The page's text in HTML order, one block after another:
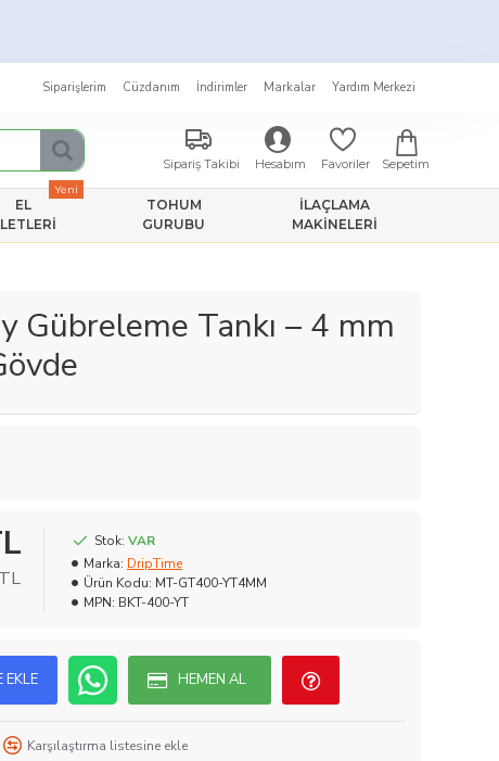
Siparişlerim Cüzdanım İndirimler Markalar Yardım Merkezi
Sipariş Takibi Hesabım Favoriler Sepetim
EL
Yeni
TOHUM
GURUBU
İLAÇLAMA
MAKINELERI
Gübreleme Tankı – 4 mm
Stok: VAR
Marka: DripTime
Ürün Kodu: MT-GT400-YT4MM
MPN: BKT-400-YT
EKLE HEMEN AL
Karşılaştırma listesine ekle